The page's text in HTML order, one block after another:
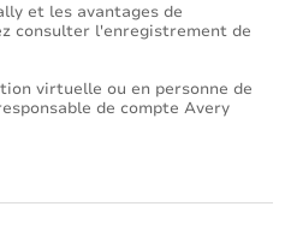
et les avantages de
consulter l'enregistrement de
virtuelle ou en personne de
de compte Avery